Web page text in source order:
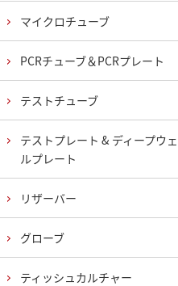
マイクロチューブ
PCRチューブ＆PCRプレート
テストチューブ
テストプレート & ディープウェ
ルプレート
リザーバー
グローブ
ティッシュカルチャー